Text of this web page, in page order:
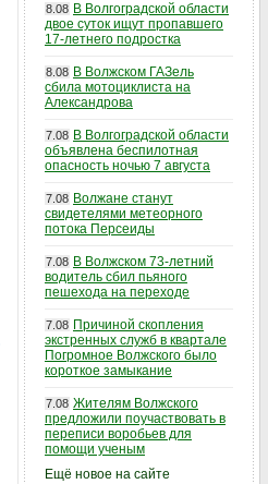
8.08 В Волгоградской области
двое суток ищут пропавшего
17-летнего подростка
8.08 В Волжском ГАЗель
сбила мотоциклиста на
Александрова
7.08 В Волгоградской области
объявлена беспилотная
опасность ночью 7 августа
7.08 Волжане станут
свидетелями метеорного
потока Персеиды
7.08 В Волжском 73-летний
водитель сбил пьяного
пешехода на переходе
7.08 Причиной скопления
экстренных служб в квартале
Погромное Волжского было
короткое замыкание
7.08 Жителям Волжского
предложили поучаствовать в
переписи воробьев для
помощи ученым
Ещё новое на сайте